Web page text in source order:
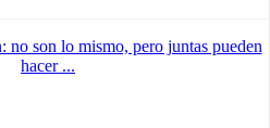
no son lo mismo, pero juntas pueden
hacer ...